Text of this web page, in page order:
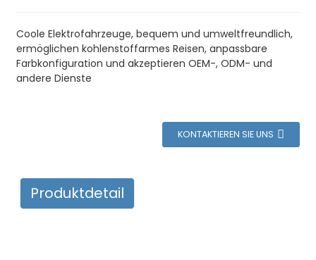
Coole Elektrofahrzeuge, bequem und umweltfreundlich,
ermöglichen kohlenstoffarmes Reisen, anpassbare
Farbkonfiguration und akzeptieren OEM-, ODM- und
andere Dienste
KONTAKTIEREN SIE UNS
Produktdetail